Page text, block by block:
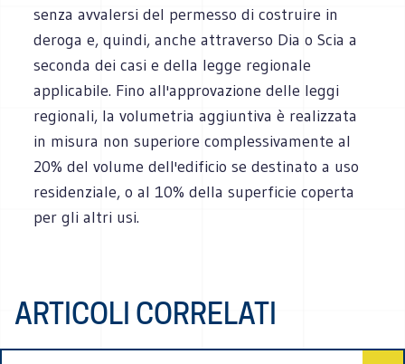
senza avvalersi del permesso di costruire in
deroga e, quindi, anche attraverso Dia o Scia a
seconda dei casi e della legge regionale
applicabile. Fino all'approvazione delle leggi
regionali, la volumetria aggiuntiva è realizzata
in misura non superiore complessivamente al
20% del volume dell'edificio se destinato a uso
residenziale, o al 10% della superficie coperta
per gli altri usi.
ARTICOLI CORRELATI